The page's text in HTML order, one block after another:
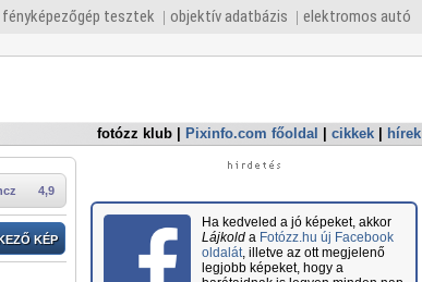
tesztek objektív adatbázis elektromos autó
fotózz klub Pixinfo.com főoldal cikkek hírek
4,9
KÉP
Ha kedveled a jó képeket, akkor
Lájkolda Fotózz.hu új Facebook
oldalát, illetve az ott megjelenő
legjobb képeket, hogy a